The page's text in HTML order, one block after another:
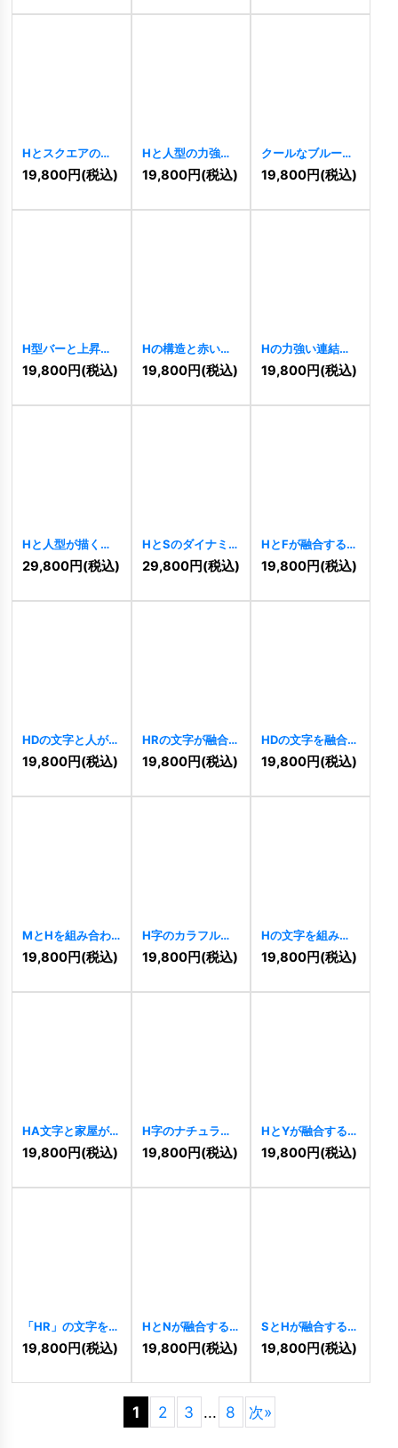
Hとスクエアのモ
ダンな信頼ロゴ
10821 ]
19,800円(税込)
Hと人型の力強い
繋がりと支援のロ
ゴ [ 10819 ]
19,800円(税込)
クールなブルーの
抽象ロゴ[10820 ]
19,800円(税込)
H型バーと上昇矢
印の成長促進ロゴ
10815 ]
19,800円(税込)
Hの構造と赤い弧
が示す堅実な飛躍
ロゴ 10816]
19,800円(税込)
Hの力強い連結と
未来志向ロゴ
10817 ]
19,800円(税込)
Hと人型が描くグ
ローバルな飛躍ロ
[10818 ]
29,800円(税込)
HとSのダイナミッ
クな連結ロゴ
10814 ]
29,800円(税込)
HとFが融合するダ
イナミックロゴ
10491 ]
19,800円(税込)
HDの文字と人が融
合した信頼と成長
のロゴ [ 10483]
19,800円(税込)
HRの文字が融合し
たモダンロゴ
10479]
19,800円(税込)
HDの文字を融合し
たテクノロジーロ
ゴ [ 10482]
19,800円(税込)
MとHを組み合わ
せた力強いロゴ
10456]
19,800円(税込)
H字のカラフルな
虹の希望ロゴ
10454]
19,800円(税込)
Hの文字を組み合
わせた多角形コミ
ュニティロゴ
19,800円(税込)
HA文字と家屋が
織りなす堅実ロゴ
9964 ]
19,800円(税込)
H字のナチュラル
ダイナミックロゴ
9956
19,800円(税込)
HとYが融合するダ
イナミックロゴ
9946 ]
19,800円(税込)
「HR」の文字を重
ねた建設・テクノ
ロジーロゴ
19,800円(税込)
HとNが融合する
八角形テクノロジ
ーロゴ [9914]
19,800円(税込)
SとHが融合する幾
何学連結ロゴ
9900 ]
19,800円(税込)
1 2 3 ... 8 次»